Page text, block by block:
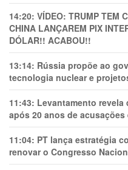
14:20: VÍDEO: TRUMP TEM
CHINA LANÇAREM PIX
DÓLAR!! ACABOU!!
13:14: Rússia propõe ao
tecnologia nuclear e
11:43: Levantamento
após 20 anos de
11:04: PT lança estratégia
renovar o Congresso